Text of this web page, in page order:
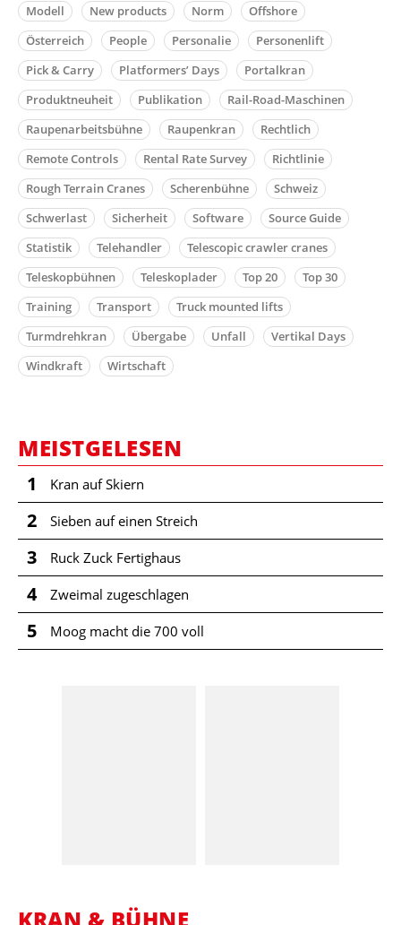
Modell New products Norm
Offshore
Österreich
People Personalie
Personenlift
Pick & Carry
Platformers’ Days
Portalkran
Produktneuheit
Publikation
Rail-Road-Maschinen
Raupenarbeitsbühne
Raupenkran
Rechtlich
Remote Controls
Rental Rate Survey
Richtlinie
Rough Terrain Cranes
Scherenbühne
Schweiz
Schwerlast
Sicherheit Software
Source Guide
Statistik
Telehandler
Telescopic crawler cranes
Teleskopbühnen
Teleskoplader Top 20
Top 30
Training
Transport
Truck mounted lifts
Turmdrehkran
Übergabe Unfall
Vertikal Days
Windkraft
Wirtschaft
MEISTGELESEN
1 Kran auf Skiern
2 Sieben auf einen Streich
3 Ruck Zuck Fertighaus
4 Zweimal zugeschlagen
5 Moog macht die 700 voll